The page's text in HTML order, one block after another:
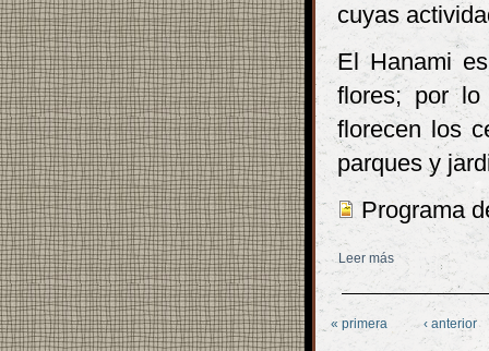
cuyas
El Hanami
flores; por
florecen los
parques y
Programa
Leer más sobre I
Páginas
« primera ‹ anterior